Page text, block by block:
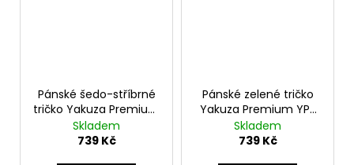
Pánské šedo-stříbrné
tričko Yakuza Premium
YPS 4009 – Chop by
Chop
Skladem
739 Kč
Pánské zelené tričko
Yakuza Premium YPS
4008 – Eternal Enemy
Skladem
739 Kč